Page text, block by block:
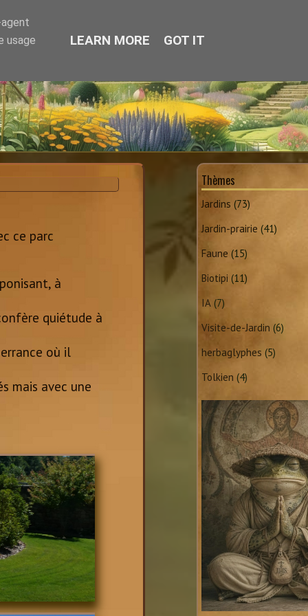
ce parc
à
quiétude à
où il
mais avec une
Thèmes
Jardins (73)
Jardin-prairie (41)
Faune (15)
Biotipi (11)
IA (7)
Visite-de-Jardin (6)
herbaglyphes (5)
Tolkien (4)
usage
LEARN MORE GOT IT